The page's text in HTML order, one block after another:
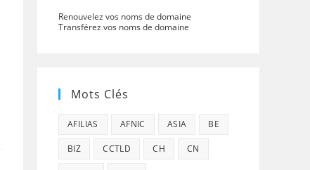
Renouvelez vos noms de domaine
Transférez vos noms de domaine
Mots Clés
AFILIAS AFNIC ASIA BE
BIZ CCTLD CH CN